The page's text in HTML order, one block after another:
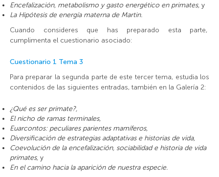
Encefalización, metabolismo y gasto energético en primates, y
La Hipótesis de energía materna de Martin.
Cuando consideres que has preparado esta parte,
cumplimenta el cuestionario asociado:
Cuestionario 1 Tema 3
Para preparar la segunda parte de este tercer tema, estudia los
contenidos de las siguientes entradas, también en la Galería 2:
¿Qué es ser primate?,
El nicho de ramas terminales,
Euarcontos: peculiares parientes mamíferos,
Diversificación de estrategias adaptativas e historias de vida,
Coevolución de la encefalización, sociabilidad e historia de vida
primates, y
En el camino hacia la aparición de nuestra especie.